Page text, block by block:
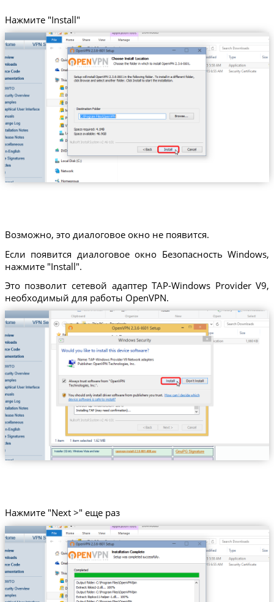
Нажмите "Install"
Возможно, это диалоговое окно не появится.
Если появится диалоговое окно Безопасность Windows,
нажмите "Install".
Это позволит сетевой адаптер TAP-Windows Provider V9,
необходимый для работы OpenVPN.
Нажмите "Next >" еще раз